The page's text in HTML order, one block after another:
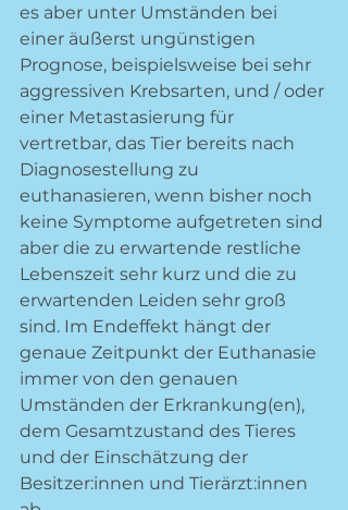
es aber unter Umständen bei
einer äußerst ungünstigen
Prognose, beispielsweise bei sehr
aggressiven Krebsarten, und / oder
einer Metastasierung für
vertretbar, das Tier bereits nach
Diagnosestellung zu
euthanasieren, wenn bisher noch
keine Symptome aufgetreten sind
aber die zu erwartende restliche
Lebenszeit sehr kurz und die zu
erwartenden Leiden sehr groß
sind. Im Endeffekt hängt der
genaue Zeitpunkt der Euthanasie
immer von den genauen
Umständen der Erkrankung(en),
dem Gesamtzustand des Tieres
und der Einschätzung der
Besitzer:innen und Tierärzt:innen